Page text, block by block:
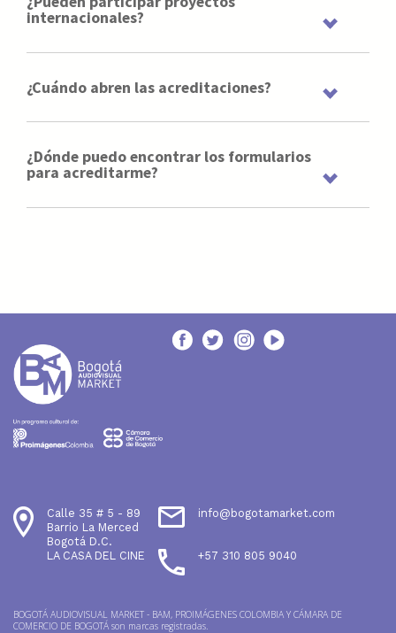
internacionales?
¿Cuándo abren las acreditaciones?
¿Dónde puedo encontrar los formularios
para acreditarme?
Calle 35 # 5 - 89
Barrio La Merced
Bogotá D.C.
LA CASA DEL CINE
info@bogotamarket.com
+57 310 805 9040
BOGOTÁ AUDIOVISUAL MARKET - BAM, PROIMÁGENES COLOMBIA Y CÁMARA DE
COMERCIO DE BOGOTÁ son marcas registradas.